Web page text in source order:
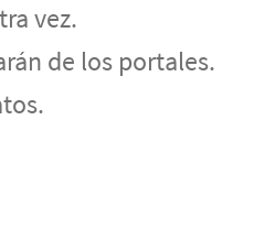
vez.
de los portales.